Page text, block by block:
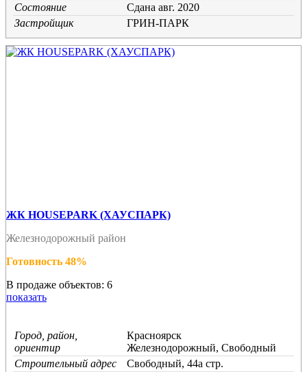
Состояние
Cдана авг. 2020
Застройщик
ГРИН-ПАРК
ЖК HOUSEPARK (ХАУСПАРК)
Железнодорожный район
Готовность 48%
В продаже объектов: 6
показать
Город, район,
ориентир
Красноярск
Железнодорожный, Свободный
Строительный адрес
Свободный, 44а стр.